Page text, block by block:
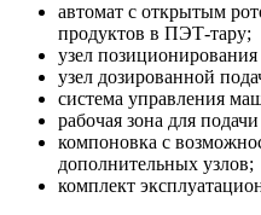
автомат с открытым
продуктов в ПЭТ-тару;
узел
узел дозированной
система управления
рабочая зона для
компоновка с
дополнительных узлов;
комплект